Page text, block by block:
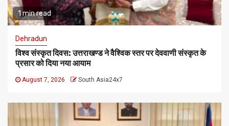
1 min read
Dehradun
विश्व संस्कृत दिवस: उत्तराखण्ड ने वैश्विक स्तर पर देववाणी संस्कृत के
प्रसार को दिया नया आयाम
August 7, 2026 South Asia24x7